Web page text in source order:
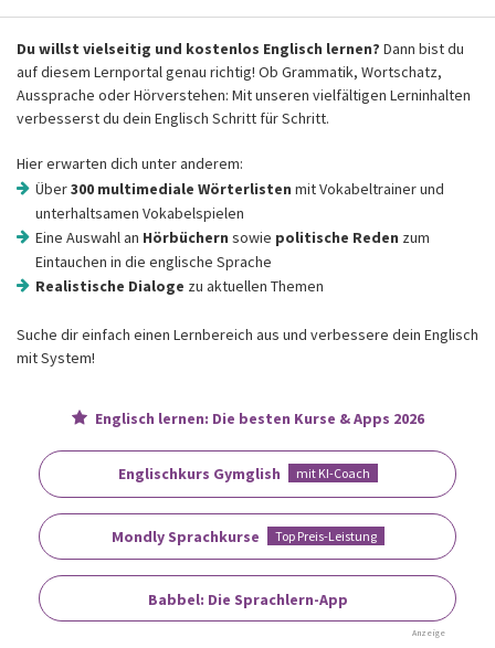
Du willst vielseitig und kostenlos Englisch lernen? Dann bist du
auf diesem Lernportal genau richtig! Ob Grammatik, Wortschatz,
Aussprache oder Hörverstehen: Mit unseren vielfältigen Lerninhalten
verbesserst du dein Englisch Schritt für Schritt.
Hier erwarten dich unter anderem:
Über300 multimediale Wörterlisten mit Vokabeltrainer und
unterhaltsamen Vokabelspielen
Eine Auswahl an Hörbüchern sowie politische Reden zum
Eintauchen in die englische Sprache
Realistische Dialoge zu aktuellen Themen
Suche dir einfach einen Lernbereich aus und verbessere dein Englisch
mit System!
Englisch lernen: Die besten Kurse & Apps 2026
Englischkurs Gymglish mit KI-Coach
Mondly Sprachkurse Top Preis-Leistung
Babbel: Die Sprachlern-App
Anzeige